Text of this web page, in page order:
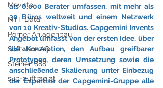
Mevisto
NTT Data
Pörner Anlagenbau
Software AG
Steiner1888
sub-auftrag.at
als 6.000 Berater umfassen, mit mehr als
30 Büros weltweit und einem Netzwerk
von 10 Kreativ-Studios. Capgemini Invents
Angebot umfasst von der ersten Idee, über
die Konzeption, den Aufbau greifbarer
Prototypen, deren Umsetzung sowie die
anschließende Skalierung unter Einbezug
der Expertise der Capgemini-Gruppe alle